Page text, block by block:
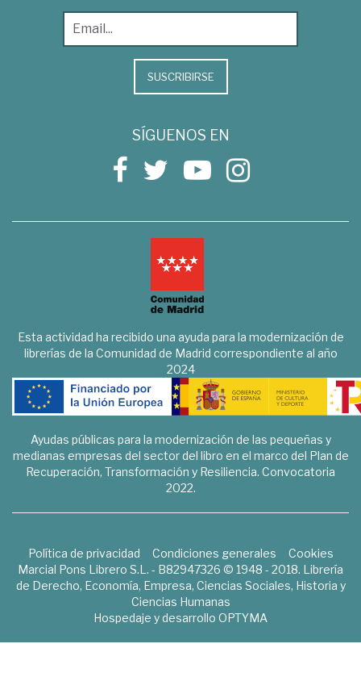
SUSCRIBIRSE
SÍGUENOS EN
Esta actividad ha recibido una ayuda para la modernización de
librerías de la Comunidad de Madrid correspondiente al año
2024
Ayudas públicas para la modernización de las pequeñas y
medianas empresas del sector del libro en el marco del Plan de
Recuperación, Transformación y Resiliencia. Convocatoria
2022.
Política de privacidad Condiciones generales
Cookies
Marcial Pons Librero S.L. - B82947326 © 1948 - 2018. Librería
de Derecho, Economía, Empresa, Ciencias Sociales, Historia y
Ciencias Humanas
Hospedaje y desarrollo OPTYMA